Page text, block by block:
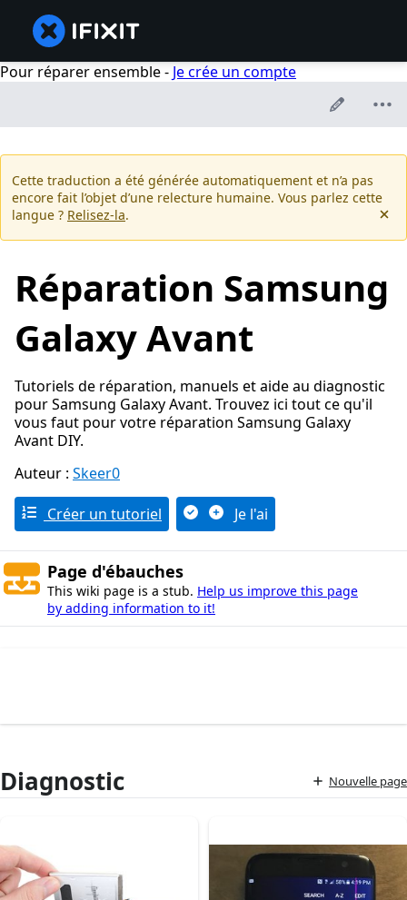
Pour réparer ensemble - Je crée un compte
Cette traduction a été générée automatiquement et n’a pas
encore fait l’objet d’une relecture humaine. Vous parlez cette
langue ? Relisez-la.
Réparation Samsung
Galaxy Avant
Tutoriels de réparation, manuels et aide au diagnostic
pour Samsung Galaxy Avant. Trouvez ici tout ce qu'il
vous faut pour votre réparation Samsung Galaxy
Avant DIY.
Auteur : Skeer0
Créer un tutoriel Je l'ai
Page d'ébauches
This wiki page is a stub. Help us improve this page
by adding information to it!
Diagnostic Nouvelle page